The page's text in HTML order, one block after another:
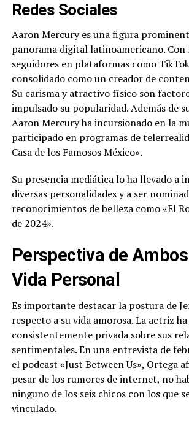
Redes Sociales
Aaron Mercury es una figura
panorama digital latinoamericano. Con
seguidores en plataformas como
consolidado como un creador de
Su carisma y atractivo físico son
impulsado su popularidad. Además de
Aaron Mercury ha incursionado en la
participado en programas de
Casa de los Famosos México».
Su presencia mediática lo ha llevado a
diversas personalidades y a ser
reconocimientos de belleza como «El
de 2024».
Perspectiva de
Vida Personal
Es importante destacar la postura de
respecto a su vida amorosa. La actriz
consistentemente privada sobre sus
sentimentales. En una entrevista de
el podcast «Just Between Us», Ortega
pesar de los rumores de internet, no
ninguno de los seis chicos con los que
vinculado.